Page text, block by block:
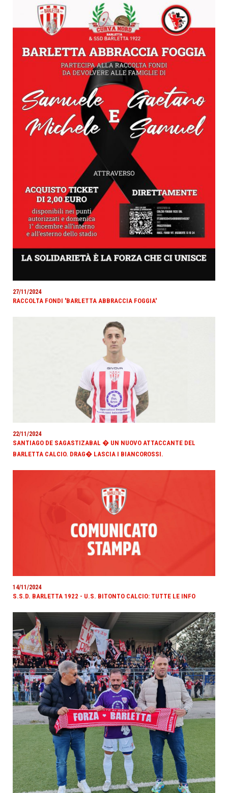
27/11/2024
RACCOLTA FONDI 'BARLETTA ABBRACCIA FOGGIA'
22/11/2024
SANTIAGO DE SAGASTIZABAL � UN NUOVO ATTACCANTE DEL
BARLETTA CALCIO. DRAG� LASCIA I BIANCOROSSI.
14/11/2024
S.S.D. BARLETTA 1922 - U.S. BITONTO CALCIO: TUTTE LE INFO